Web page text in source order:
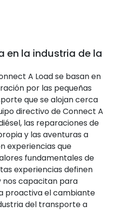
en la industria de la
A Load se basan en
por las pequeñas
que se alojan cerca
directivo de Connect A
las reparaciones de
y las aventuras a
experiencias que
fundamentales de
experiencias definen
nos capacitan para
proactiva el cambiante
del transporte a